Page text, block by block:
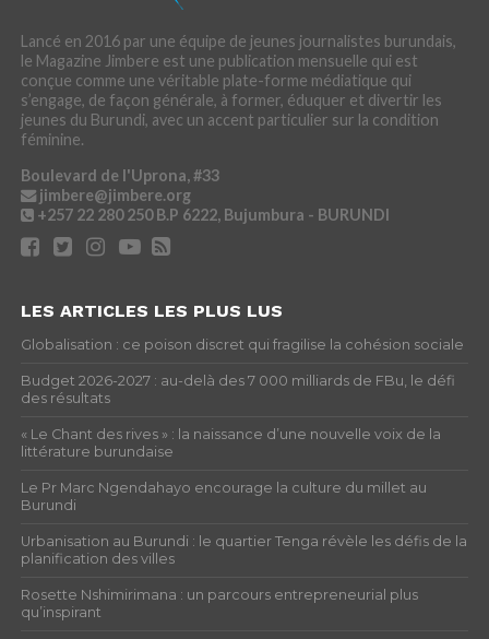
Lancé en 2016 par une équipe de jeunes journalistes burundais,
le Magazine Jimbere est une publication mensuelle qui est
conçue comme une véritable plate-forme médiatique qui
s’engage, de façon générale, à former, éduquer et divertir les
jeunes du Burundi, avec un accent particulier sur la condition
féminine.
Boulevard de l'Uprona, #33
jimbere@jimbere.org
+257 22 280 250 B.P 6222, Bujumbura - BURUNDI
LES ARTICLES LES PLUS LUS
Globalisation : ce poison discret qui fragilise la cohésion sociale
Budget 2026-2027 : au-delà des 7 000 milliards de FBu, le défi
des résultats
« Le Chant des rives » : la naissance d’une nouvelle voix de la
littérature burundaise
Le Pr Marc Ngendahayo encourage la culture du millet au
Burundi
Urbanisation au Burundi : le quartier Tenga révèle les défis de la
planification des villes
Rosette Nshimirimana : un parcours entrepreneurial plus
qu’inspirant